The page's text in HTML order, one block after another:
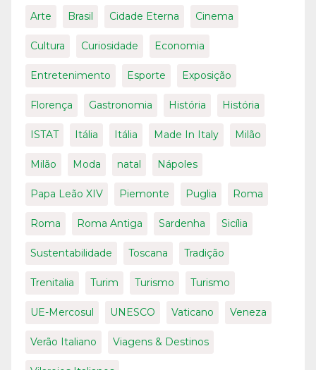
Arte Brasil Cidade Eterna Cinema
Cultura Curiosidade Economia
Entretenimento Esporte Exposição
Florença Gastronomia História História
ISTAT Itália Itália Made In Italy Milão
Milão Moda natal Nápoles
Papa Leão XIV Piemonte Puglia Roma
Roma Roma Antiga Sardenha Sicília
Sustentabilidade Toscana Tradição
Trenitalia Turim Turismo Turismo
UE-Mercosul UNESCO Vaticano Veneza
Verão Italiano Viagens & Destinos